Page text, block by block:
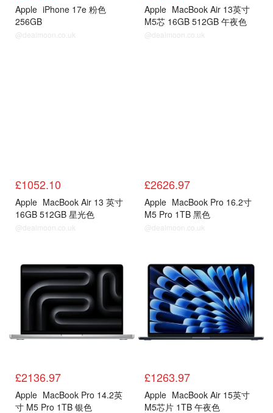
Apple iPhone 17e 粉色
256GB
@dealmoon.co.uk
Apple MacBook Air 13英寸
M5芯 16GB 512GB 午夜色
@dealmoon.co.uk
£1052.10
Apple MacBook Air 13 英寸
16GB 512GB 星光色
@dealmoon.co.uk
£2626.97
Apple MacBook Pro 16.2寸
M5 Pro 1TB 黑色
@dealmoon.co.uk
£2136.97
Apple MacBook Pro 14.2英
寸 M5 Pro 1TB 银色
£1263.97
Apple MacBook Air 15英寸
M5芯片 1TB 午夜色